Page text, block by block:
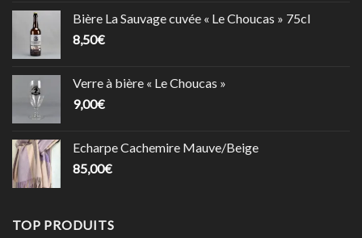
Bière La Sauvage cuvée « Le Choucas » 75cl
8,50€
Verre à bière « Le Choucas »
9,00€
Echarpe Cachemire Mauve/Beige
85,00€
TOP PRODUITS